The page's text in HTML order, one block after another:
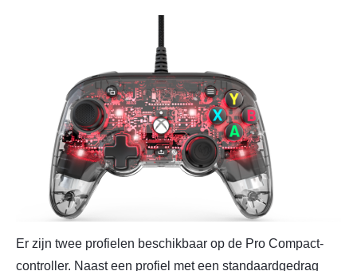
Er zijn twee profielen beschikbaar op de Pro Compact-
controller. Naast een profiel met een standaardgedrag